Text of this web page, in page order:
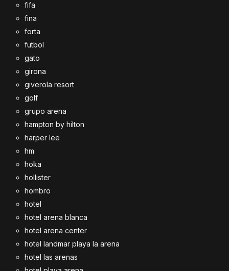
fifa
fina
forta
futbol
gato
girona
giverola resort
golf
grupo arena
hampton by hilton
harper lee
hm
hoka
hollister
hombro
hotel
hotel arena blanca
hotel arena center
hotel landmar playa la arena
hotel las arenas